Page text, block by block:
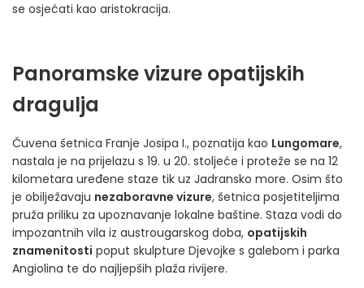
se osjećati kao aristokracija.
Panoramske vizure opatijskih
dragulja
Čuvena šetnica Franje Josipa I., poznatija kao Lungomare,
nastala je na prijelazu s 19. u 20. stoljeće i proteže se na 12
kilometara uređene staze tik uz Jadransko more. Osim što
je obilježavaju nezaboravne vizure, šetnica posjetiteljima
pruža priliku za upoznavanje lokalne baštine. Staza vodi do
impozantnih vila iz austrougarskog doba, opatijskih
znamenitosti poput skulpture Djevojke s galebom i parka
Angiolina te do najljepših plaža rivijere.